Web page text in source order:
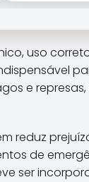
uso
e
reduz
de
ser